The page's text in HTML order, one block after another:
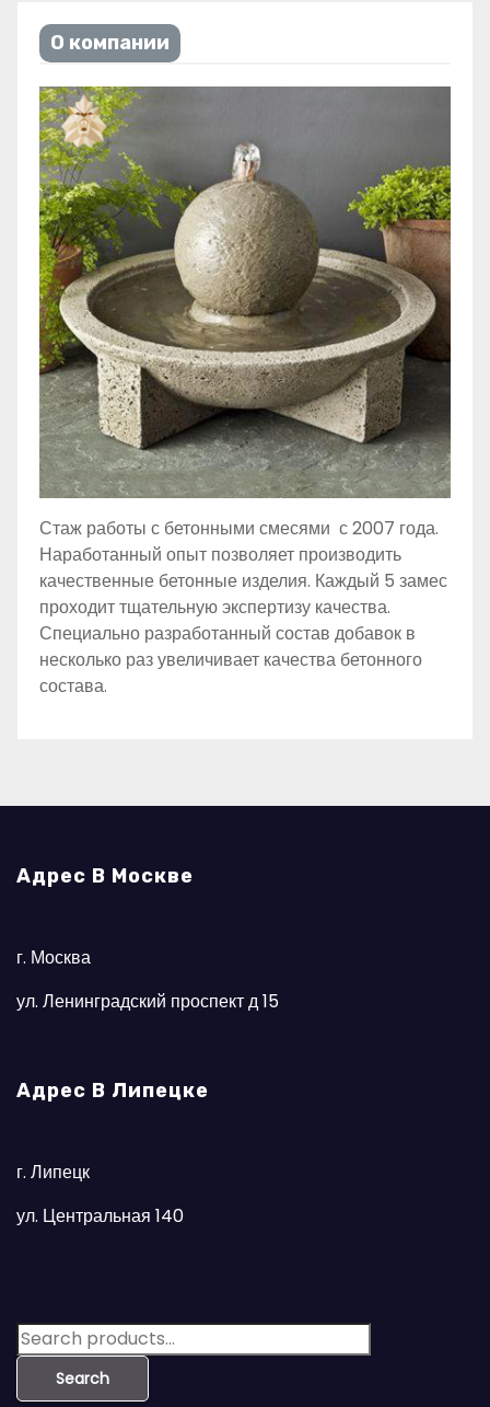
О компании
Стаж работы с бетонными смесями с 2007 года.
Наработанный опыт позволяет производить
качественные бетонные изделия. Каждый 5 замес
проходит тщательную экспертизу качества.
Специально разработанный состав добавок в
несколько раз увеличивает качества бетонного
состава.
Адрес В Москве
г. Москва
ул. Ленинградский проспект д 15
Адрес В Липецке
г. Липецк
ул. Центральная 140
S
e
Search